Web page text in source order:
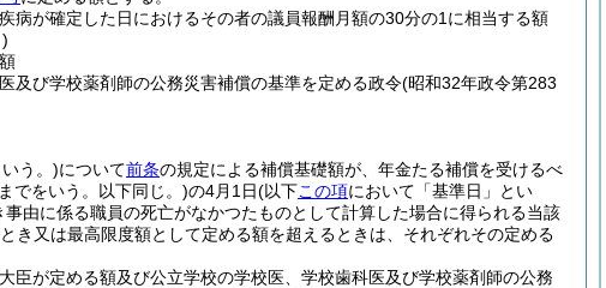
が確定した日におけるその者の議員報酬月額の30分の1に相当する額
び学校薬剤師の公務災害補償の基準を定める政令(昭和32年政令第283
う。)について前条の規定による補償基礎額が、年金たる補償を受けるべ
でをいう。以下同じ。)の4月1日(以下この項において「基準日」とい
由に係る職員の死亡がなかつたものとして計算した場合に得られる当該
き又は最高限度額として定める額を超えるときは、それぞれその定める
が定める額及び公立学校の学校医、学校歯科医及び学校薬剤師の公務